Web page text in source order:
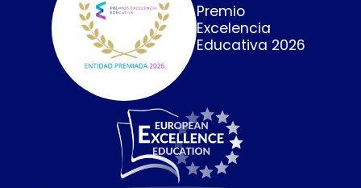
Premio
Excelencia
Educativa 2026